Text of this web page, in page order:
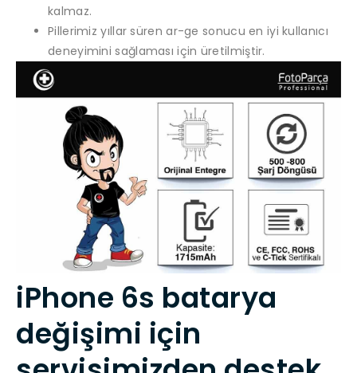
kalmaz.
Pillerimiz yıllar süren ar-ge sonucu en iyi kullanıcı
deneyimini sağlaması için üretilmiştir.
iPhone 6s batarya
değişimi için